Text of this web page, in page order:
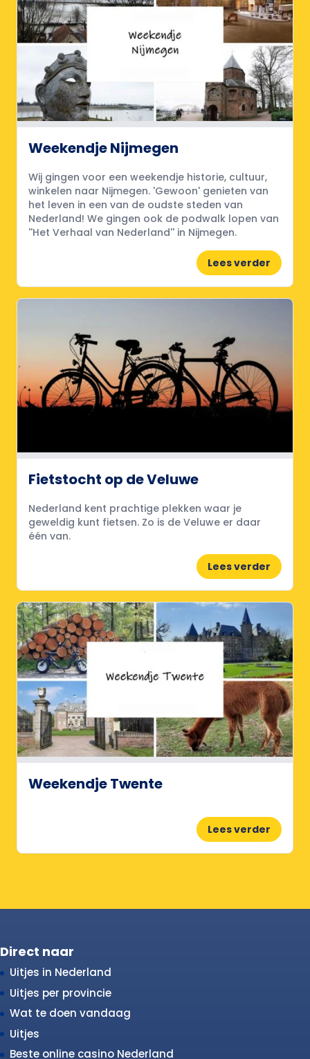
Weekendje Nijmegen
Wij gingen voor een weekendje historie, cultuur,
winkelen naar Nijmegen. 'Gewoon' genieten van
het leven in een van de oudste steden van
Nederland! We gingen ook de podwalk lopen van
''Het Verhaal van Nederland'' in Nijmegen.
Lees verder
Fietstocht op de Veluwe
Nederland kent prachtige plekken waar je
geweldig kunt fietsen. Zo is de Veluwe er daar
één van.
Lees verder
Weekendje Twente
Lees verder
Direct naar
Uitjes in Nederland
Uitjes per provincie
Wat te doen vandaag
Uitjes
Beste online casino Nederland